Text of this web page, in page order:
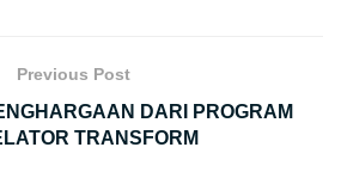
Previous Post
DARI PROGRAM
TRANSFORM